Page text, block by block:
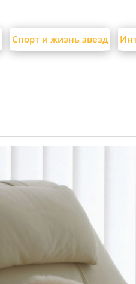
Спорт и жизнь звезд